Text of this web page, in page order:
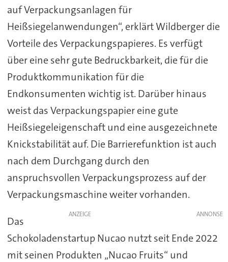
auf Verpackungsanlagen für
Heißsiegelanwendungen“, erklärt Wildberger die
Vorteile des Verpackungspapieres. Es verfügt
über eine sehr gute Bedruckbarkeit, die für die
Produktkommunikation für die
Endkonsumenten wichtig ist. Darüber hinaus
weist das Verpackungspapier eine gute
Heißsiegeleigenschaft und eine ausgezeichnete
Knickstabilität auf. Die Barrierefunktion ist auch
nach dem Durchgang durch den
anspruchsvollen Verpackungsprozess auf der
Verpackungsmaschine weiter vorhanden.
ANZEIGE
Das
Schokoladenstartup Nucao nutzt seit Ende 2022
mit seinen Produkten „Nucao Fruits“ und